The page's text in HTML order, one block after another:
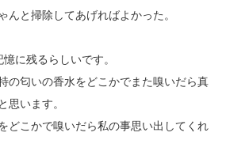
んと掃除してあげればよかった。
に残るらしいです。
の匂いの香水をどこかでまた嗅いだら真
思います。
どこかで嗅いだら私の事思い出してくれ